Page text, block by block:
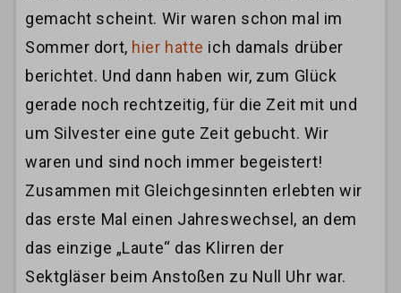
gemacht scheint. Wir waren schon mal im
Sommer dort, hier hatte ich damals drüber
berichtet. Und dann haben wir, zum Glück
gerade noch rechtzeitig, für die Zeit mit und
um Silvester eine gute Zeit gebucht. Wir
waren und sind noch immer begeistert!
Zusammen mit Gleichgesinnten erlebten wir
das erste Mal einen Jahreswechsel, an dem
das einzige „Laute“ das Klirren der
Sektgläser beim Anstoßen zu Null Uhr war.